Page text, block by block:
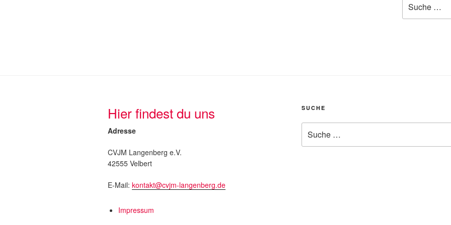
nach:
Hier findest du uns
Adresse
CVJM Langenberg e.V.
42555 Velbert
E-Mail: kontakt@cvjm-langenberg.de
Impressum
SUCHE
nach: